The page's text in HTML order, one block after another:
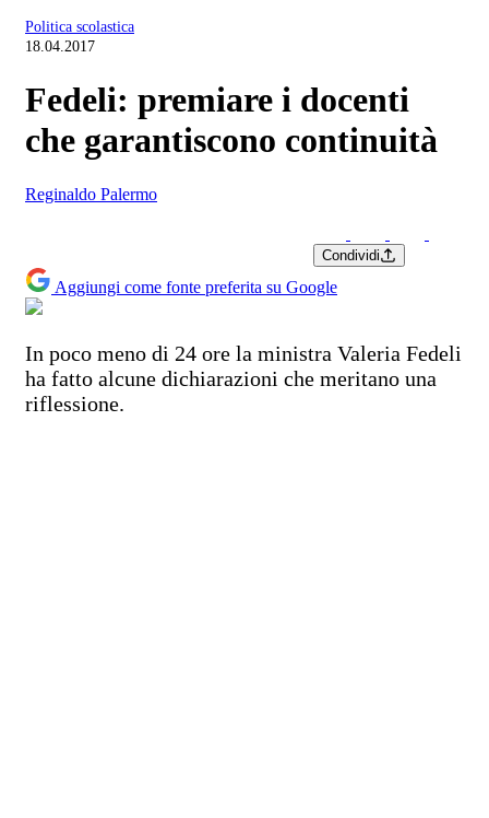
Politica scolastica
18.04.2017
Fedeli: premiare i docenti
che garantiscono continuità
Reginaldo Palermo
Condividi
Aggiungi come fonte preferita su Google
In poco meno di 24 ore la ministra Valeria Fedeli
ha fatto alcune dichiarazioni che meritano una
riflessione.